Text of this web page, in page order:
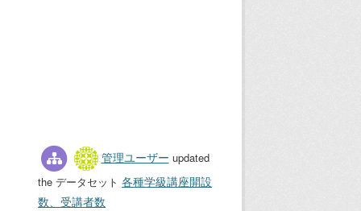
管理ユーザー updated
the データセット各種学級講座開設
数、受講者数